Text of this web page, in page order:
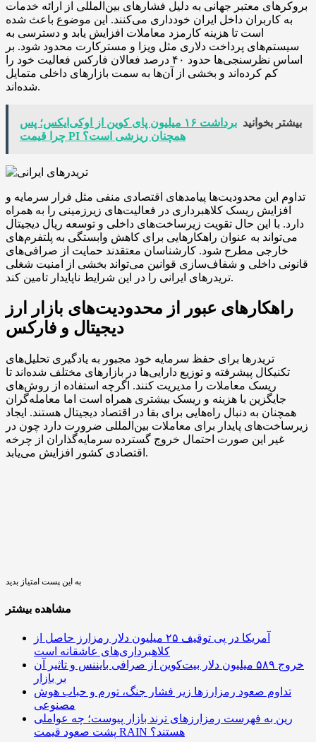
بروکرهای معتبر جهانی به دلیل فشارهای بین‌المللی از ارائه خدمات
به کاربران داخل ایران خودداری می‌کنند. این موضوع باعث شده
است تا هزینه کارمزد معاملات افزایش یابد و دسترسی به
سیستم‌های پرداخت دلاری مثل ویزا و مسترکارت محدود شود. بر
اساس نظرسنجی‌ها حدود ۴۰ درصد فعالان فارکس فعالیت خود را
کم کرده‌اند و بخشی از آن‌ها به سمت بازارهای داخلی متمایل
شده‌اند.
بیشتر بخوانید
برداشت ۱۶ میلیون پای کوین از اوکی‌ایکس؛ پس
چرا قیمت PI همچنان ریزشی است؟
تداوم این محدودیت‌ها پیامدهای اقتصادی منفی مثل فرار سرمایه و
افزایش ریسک کلاهبرداری در فعالیت‌های زیرزمینی را به همراه
دارد. با این حال تقویت زیرساخت‌های داخلی و توسعه ریال دیجیتال
می‌تواند به عنوان راهکارهایی برای کاهش وابستگی به پلتفرم‌های
خارجی مطرح شود. کارشناسان معتقدند حمایت از صرافی‌های
قانونی داخلی و شفاف‌سازی قوانین می‌تواند بخشی از امنیت شغلی
تریدرهای ایرانی را در این شرایط ناپایدار تامین کند.
راهکارهای عبور از محدودیت‌های بازار ارز
دیجیتال و فارکس
تریدرها برای حفظ سرمایه خود مجبور به یادگیری تحلیل‌های
تکنیکال پیشرفته و توزیع دارایی‌ها در بازارهای مختلف شده‌اند تا
ریسک معاملات را مدیریت کنند. اگرچه استفاده از روش‌های
جایگزین با هزینه و ریسک بیشتری همراه است اما معامله‌گران
همچنان به دنبال راه‌هایی برای بقا در اقتصاد دیجیتال هستند. ایجاد
زیرساخت‌های پایدار برای معاملات بین‌المللی ضرورت دارد چون در
غیر این صورت احتمال خروج گسترده سرمایه‌گذاران از چرخه
اقتصادی کشور افزایش می‌یابد.
به این پست امتیاز بدید
مشاهده بیشتر
آمریکا در پی توقیف ۲۵ میلیون دلار رمزارز حاصل از
کلاهبرداری‌های عاشقانه است
خروج ۵۸۹ میلیون دلار بیت‌کوین از صرافی بایننس و تاثیر آن
بر بازار
تداوم صعود رمزارزها زیر فشار جنگ، تورم و حباب هوش
مصنوعی
رین به فهرست رمزارزهای ترند بازار پیوست؛ چه عواملی
پشت صعود قیمت RAIN هستند؟